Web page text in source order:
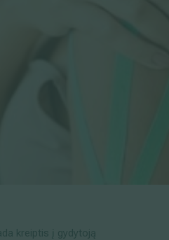
kreiptis į gydytoją